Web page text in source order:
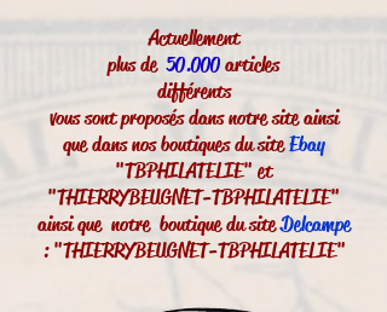
Actuellement
plus de50.000articles
différents
vous sont proposés dans notre site ainsi
que dans nos boutiques du siteEbay
"TBPHILATELIE" et
"THIERRYBEUGNET-TBPHILATELIE"
ainsi que notre boutique du siteDelcampe
: "THIERRYBEUGNET-TBPHILATELIE"